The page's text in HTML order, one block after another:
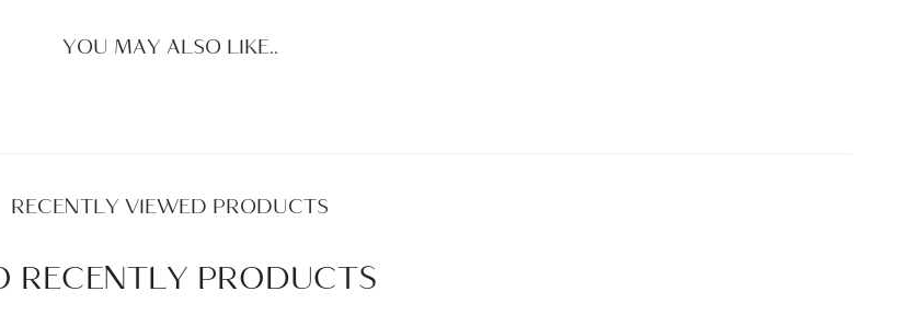
YOU MAY ALSO LIKE..
RECENTLY VIEWED PRODUCTS
RECENTLY PRODUCTS